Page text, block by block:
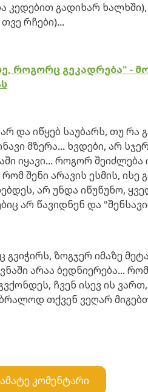
კედებით გადიხარ
რჩები)...
როგორც გეკადრება" -
და იწყებ საუბარს, თუ რა
მზერა... ხვდები, არ
იყავი... როგორ შეიძლება
შენი არავის ესმის, ისე
არ უნდა იწუწუნო,
არ წავიდნენ და
ზოგჯერ იმაზე
არაა ბედნიერება... რომ
ჩვენ ისევ ის
თქვენ ვეღარ
კომენტარი